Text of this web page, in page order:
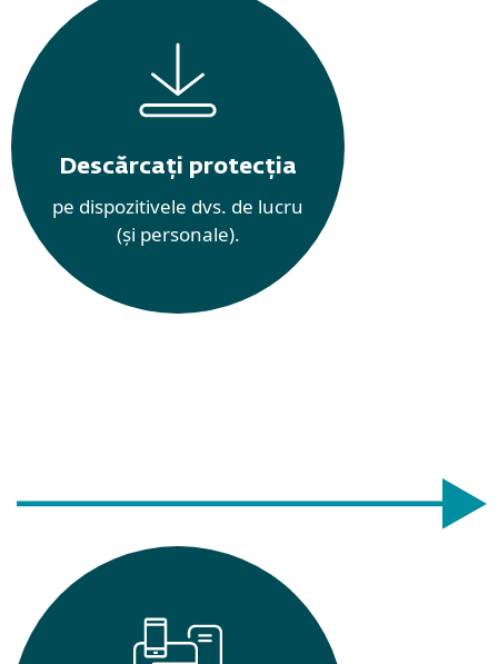
Descărcați protecția
pe dispozitivele dvs. de lucru
(și personale).